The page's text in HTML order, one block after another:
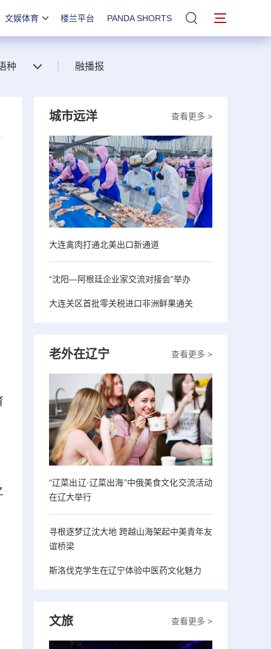
文娱体育 楼兰平台 PANDA SHORTS 站内搜索
种 融播报
查看更多 >
城市远洋
大连禽肉打通北美出口新通道
“沈阳—阿根廷企业家交流对接会”举办
大连关区首批零关税进口非洲鲜果通关
查看更多 >
老外在辽宁
“辽菜出辽·辽菜出海”中俄美食文化交流活动
在辽大举行
寻根逐梦辽沈大地 跨越山海架起中美青年友
谊桥梁
斯洛伐克学生在辽宁体验中医药文化魅力
查看更多 >
文旅